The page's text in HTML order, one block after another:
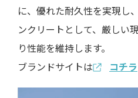
に、優れた耐久性を実現し
ンクリートとして、厳しい
り性能を維持します。
ブランドサイトは
コチラ